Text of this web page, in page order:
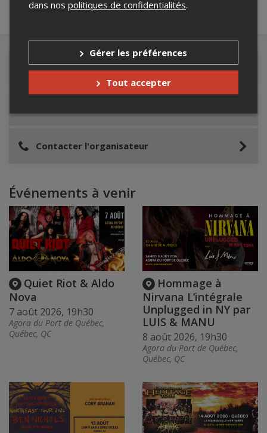
Détails de l'événement
Contacter l'organisateur
Événements à venir
Quiet Riot & Aldo
Nova
7 août 2026, 19h30
Agora du Port de Québec,
Québec, QC
Hommage à
Nirvana L’intégrale
Unplugged in NY par
LUIS & MANU
8 août 2026, 19h30
Agora du Port de Québec,
Québec, QC
dans nos politiques de confidentialités.
Gérer les préférences
Tout accepter